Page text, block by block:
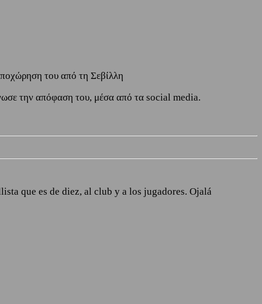
του από τη Σεβίλλη
την απόφαση του, μέσα από τα social media.
que es de diez, al club y a los jugadores. Ojalá